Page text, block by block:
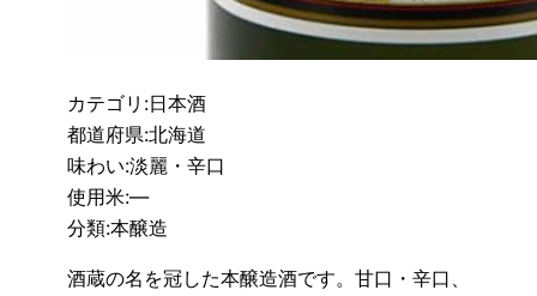
カテゴリ:日本酒
都道府県:北海道
味わい:淡麗・辛口
使用米:—
分類:本醸造
酒蔵の名を冠した本醸造酒です。甘口・辛口、